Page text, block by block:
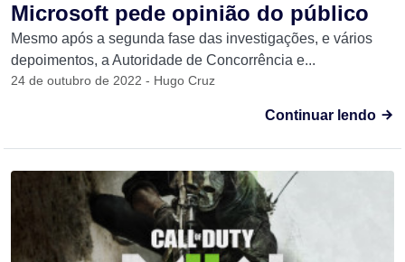
Microsoft pede opinião do público
Mesmo após a segunda fase das investigações, e vários
depoimentos, a Autoridade de Concorrência e...
24 de outubro de 2022 - Hugo Cruz
Continuar lendo